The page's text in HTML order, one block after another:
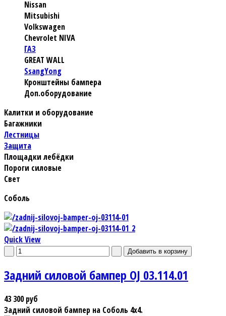
Nissan
Mitsubishi
Volkswagen
Chevrolet NIVA
ГАЗ
GREAT WALL
SsangYong
Кронштейны бампера
Доп.оборудование
Калитки и оборудование
Багажники
Лестницы
Защита
Площадки лебёдки
Пороги силовые
Свет
Соболь
Quick View
Задний силовой бампер OJ 03.114.01
43 300 руб
Задний силовой бампер на Соболь 4х4.